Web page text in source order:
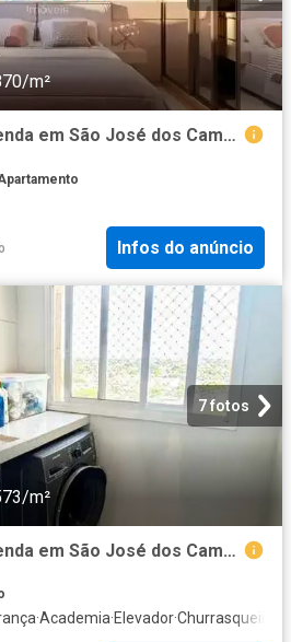
m²
Apartamento para Venda em São José dos Campos/SP Jardim das Indústrias 2 Quartos
Infos do anúncio
7 fotos
m²
Apartamento para Venda em São José dos Campos/SP Jardim América 3 Quartos
·Academia·Elevador·Churrasqueira